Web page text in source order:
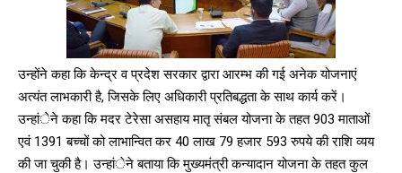
उन्होंने कहा कि केन्द्र व प्रदेश सरकार द्वारा आरम्भ की गई अनेक योजनाएं
अत्यंत लाभकारी है, जिसके लिए अधिकारी प्रतिबद्धता के साथ कार्य करें।
उन्हांेने कहा कि मदर टेरेसा असहाय मातृ संबल योजना के तहत 903 माताओं
एवं 1391 बच्चों को लाभान्वित कर 40 लाख 79 हजार 593 रुपये की राशि व्यय
की जा चुकी है। उन्हांेने बताया कि मुख्यमंत्री कन्यादान योजना के तहत कुल